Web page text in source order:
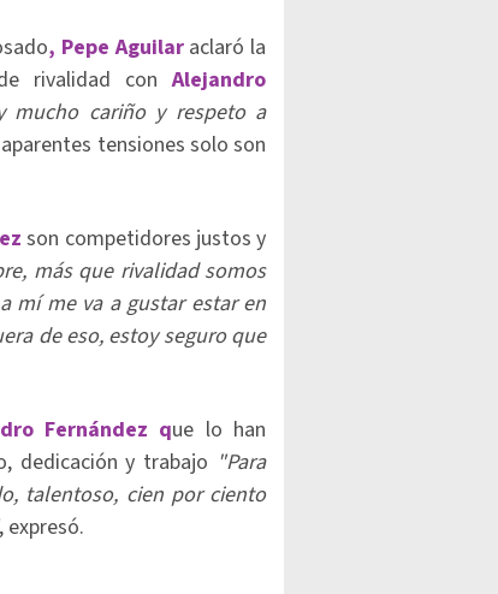
, Pepe Aguilar aclaró la
rivalidad conAlejandro
mucho cariño y respeto a
tensiones solo son
son competidores justos y
más que rivalidad somos
mí me va a gustar estar en
de eso, estoy seguro que
Fernández que lo han
dedicación y trabajo "Para
talentoso, cien por ciento
, expresó.